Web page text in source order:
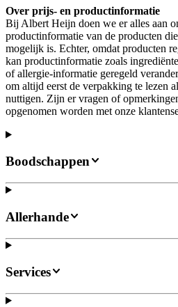
Over prijs- en productinformatie
Bij Albert Heijn doen we er alles aan
productinformatie van de producten
mogelijk is. Echter, omdat producten
kan productinformatie zoals
of allergie-informatie geregeld
om altijd eerst de verpakking te lezen
nuttigen. Zijn er vragen of
opgenomen worden met onze
Boodschappen
Allerhande
Services